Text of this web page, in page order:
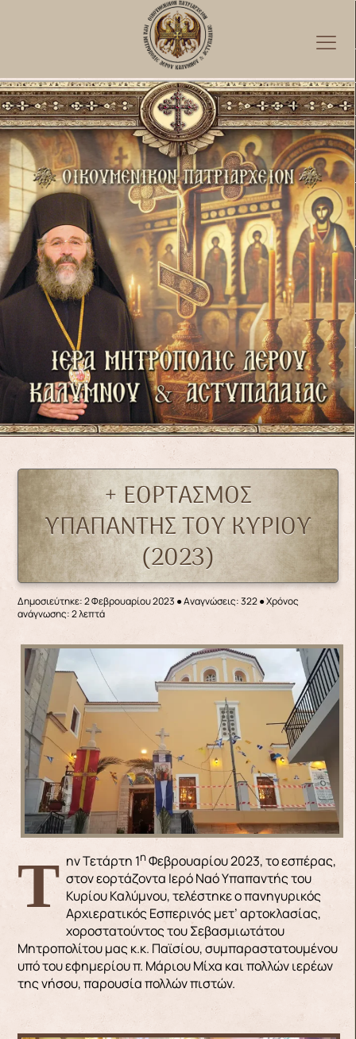
+ ΕΟΡΤΑΣΜΟΣ
ΥΠΑΠΑΝΤΗΣ ΤΟΥ ΚΥΡΙΟΥ
(2023)
Δημοσιεύτηκε: 2 Φεβρουαρίου 2023 ●Αναγνώσεις: 322● Χρόνος
ανάγνωσης: 2 λεπτά
Τ ην Τετάρτη 1ηΦεβρουαρίου 2023, το εσπέρας,
στον εορτάζοντα Ιερό Ναό Υπαπαντής του
Κυρίου Καλύμνου, τελέστηκε ο πανηγυρικός
Αρχιερατικός Εσπερινός μετ’ αρτοκλασίας,
χοροστατούντος του Σεβασμιωτάτου
Μητροπολίτου μας κ.κ. Παϊσίου, συμπαραστατουμένου
υπό του εφημερίου π. Μάριου Μίχα και πολλών ιερέων
της νήσου, παρουσία πολλών πιστών.